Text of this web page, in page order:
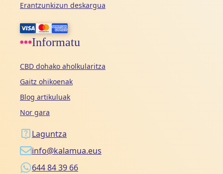
Erantzunkizun deskargua
Informatu
CBD dohako aholkularitza
Gaitz ohikoenak
Blog artikuluak
Nor gara
Laguntza
info@kalamua.eus
644 84 39 66